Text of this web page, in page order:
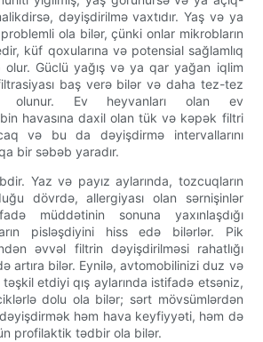
dəyişdirilmə vaxtıdır. Yaş və ya
ola bilər, çünki onlar mikrobların
küf qoxularına və potensial sağlamlıq
olur. Güclü yağış və ya qar yağan iqlim
baş verə bilər və daha tez-tez
olunur. Ev heyvanları olan ev
havasına daxil olan tük və kəpək filtri
və bu da dəyişdirmə intervallarını
bir səbəb yaradır.
Yaz və payız aylarında, tozcuqların
dövrdə, allergiyası olan sərnişinlər
müddətinin sonuna yaxınlaşdığı
pisləşdiyini hiss edə bilərlər. Pik
əvvəl filtrin dəyişdirilməsi rahatlığı
artıra bilər. Eynilə, avtomobilinizi duz və
etdiyi qış aylarında istifadə etsəniz,
dolu ola bilər; sərt mövsümlərdən
həm hava keyfiyyəti, həm də
profilaktik tədbir ola bilər.